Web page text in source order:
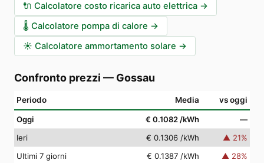
🔌 Calcolatore costo ricarica auto elettrica →
🌡️ Calcolatore pompa di calore →
☀️ Calcolatore ammortamento solare →
Confronto prezzi — Gossau
Periodo Media vs oggi
Oggi € 0.1082 /kWh
—
Ieri
€ 0.1306 /kWh ▲ 21%
Ultimi 7 giorni
€ 0.1387 /kWh ▲ 28%